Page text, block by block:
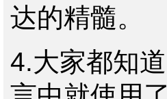
达的精髓。
4.大家都知